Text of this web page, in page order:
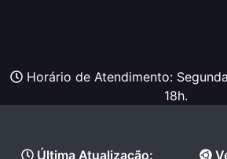
Horário de Atendimento:
18h.
Última Atualização: